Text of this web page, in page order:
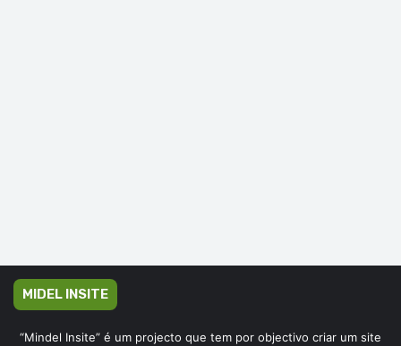
MIDEL INSITE
“Mindel Insite” é um projecto que tem por objectivo criar um site